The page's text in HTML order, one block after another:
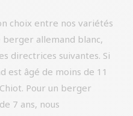
choix entre nos variétés
allemand blanc,
directrices suivantes. Si
est âgé de moins de 11
Pour un berger
7 ans, nous